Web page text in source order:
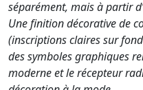
séparément, mais à partir
Une finition décorative de
(inscriptions claires sur
des symboles graphiques
moderne et le récepteur